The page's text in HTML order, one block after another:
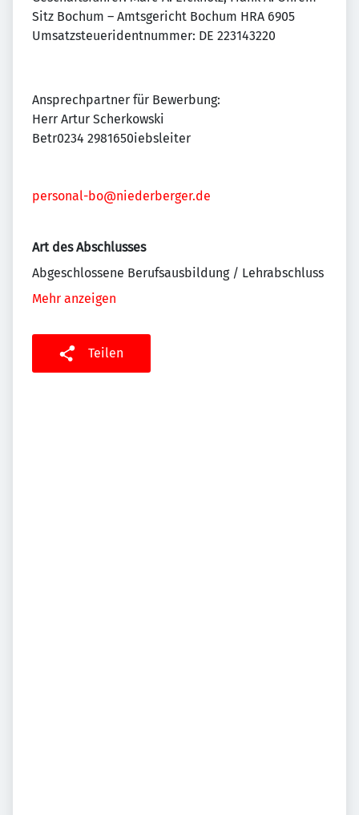
Sitz Bochum – Amtsgericht Bochum HRA 6905
Umsatzsteueridentnummer: DE 223143220
Ansprechpartner für Bewerbung:
Herr Artur Scherkowski
Betr0234 2981650iebsleiter
personal-bo@niederberger.de
Art des Abschlusses
Abgeschlossene Berufsausbildung / Lehrabschluss
Mehr anzeigen
Teilen